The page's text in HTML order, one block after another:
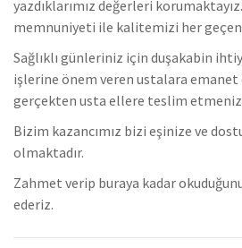
yazdıklarımız değerleri
memnuniyeti ile kalitemizi her
Sağlıklı günleriniz için duşakabin
işlerine önem veren ustalara emanet
gerçekten usta ellere teslim etmeniz
Bizim kazancımız bizi eşinize ve
olmaktadır.
Zahmet verip buraya kadar
ederiz.